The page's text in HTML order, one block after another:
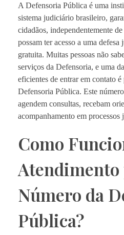
A Defensoria Pública é uma
sistema judiciário brasileiro,
cidadãos, independentemente
possam ter acesso a uma
gratuita. Muitas pessoas não
serviços da Defensoria, e uma
eficientes de entrar em contato
Defensoria Pública. Este
agendem consultas, recebam
acompanhamento em
Como
Atendimento
Número da
Pública?